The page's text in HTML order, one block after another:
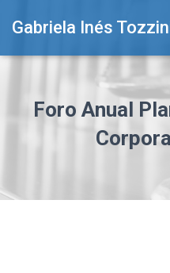
Gabriela Inés
Foro Anual